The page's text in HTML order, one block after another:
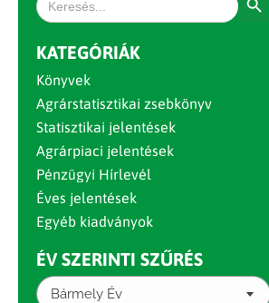
for:
KATEGÓRIÁK
Könyvek
Agrárstatisztikai zsebkönyv
Statisztikai jelentések
Agrárpiaci jelentések
Pénzügyi Hírlevél
Éves jelentések
Egyéb kiadványok
ÉV SZERINTI SZŰRÉS
Bármely Év